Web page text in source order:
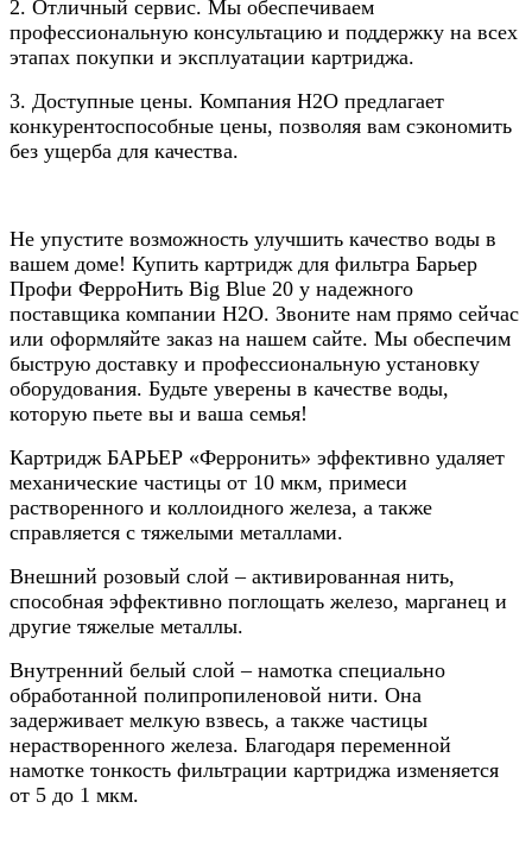
2. Отличный сервис. Мы обеспечиваем
профессиональную консультацию и поддержку на всех
этапах покупки и эксплуатации картриджа.
3. Доступные цены. Компания Н2О предлагает
конкурентоспособные цены, позволяя вам сэкономить
без ущерба для качества.
Не упустите возможность улучшить качество воды в
вашем доме! Купить картридж для фильтра Барьер
Профи ФерроНить Big Blue 20 у надежного
поставщика компании Н2О. Звоните нам прямо сейчас
или оформляйте заказ на нашем сайте. Мы обеспечим
быструю доставку и профессиональную установку
оборудования. Будьте уверены в качестве воды,
которую пьете вы и ваша семья!
Картридж БАРЬЕР «Ферронить» эффективно удаляет
механические частицы от 10 мкм, примеси
растворенного и коллоидного железа, а также
справляется с тяжелыми металлами.
Внешний розовый слой – активированная нить,
способная эффективно поглощать железо, марганец и
другие тяжелые металлы.
Внутренний белый слой – намотка специально
обработанной полипропиленовой нити. Она
задерживает мелкую взвесь, а также частицы
нерастворенного железа. Благодаря переменной
намотке тонкость фильтрации картриджа изменяется
от 5 до 1 мкм.